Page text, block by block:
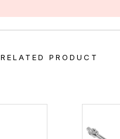
RELATED PRODUCT